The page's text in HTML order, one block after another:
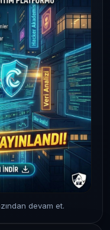
devam et.